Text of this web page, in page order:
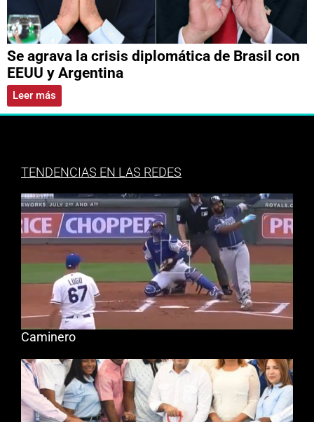
Se agrava la crisis diplomática de Brasil con
EEUU y Argentina
Leer más
TENDENCIAS EN LAS REDES
Caminero